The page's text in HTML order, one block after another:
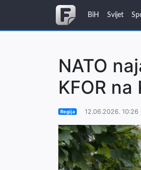
BiH Svijet
NATO
KFOR na
Regija 12.06.2026. 10:26